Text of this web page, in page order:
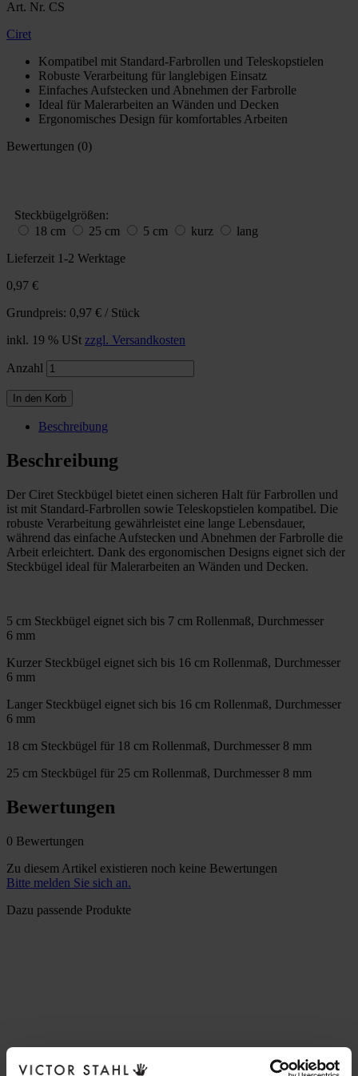
Art. Nr. CS
Ciret
Kompatibel mit Standard-Farbrollen und Teleskopstielen
Robuste Verarbeitung für langlebigen Einsatz
Einfaches Aufstecken und Abnehmen der Farbrolle
Ideal für Malerarbeiten an Wänden und Decken
Ergonomisches Design für komfortables Arbeiten
Bewertungen (0)
Steckbügelgrößen:
18 cm
25 cm 5 cm kurz
lang
Lieferzeit 1-2 Werktage
0,97 €
Grundpreis: 0,97 € / Stück
inkl. 19 % USt zzgl. Versandkosten
Anzahl
In den Korb
Beschreibung
Beschreibung
Der Ciret Steckbügel bietet einen sicheren Halt für Farbrollen und
ist mit Standard-Farbrollen sowie Teleskopstielen kompatibel. Die
robuste Verarbeitung gewährleistet eine lange Lebensdauer,
während das einfache Aufstecken und Abnehmen der Farbrolle die
Arbeit erleichtert. Dank des ergonomischen Designs eignet sich der
Steckbügel ideal für Malerarbeiten an Wänden und Decken.
5 cm Steckbügel eignet sich bis 7 cm Rollenmaß, Durchmesser
6 mm
Kurzer Steckbügel eignet sich bis 16 cm Rollenmaß, Durchmesser
6 mm
Langer Steckbügel eignet sich bis 16 cm Rollenmaß, Durchmesser
6 mm
18 cm Steckbügel für 18 cm Rollenmaß, Durchmesser 8 mm
25 cm Steckbügel für 25 cm Rollenmaß, Durchmesser 8 mm
Bewertungen
0 Bewertungen
Zu diesem Artikel existieren noch keine Bewertungen
Bitte melden Sie sich an.
Dazu passende Produkte